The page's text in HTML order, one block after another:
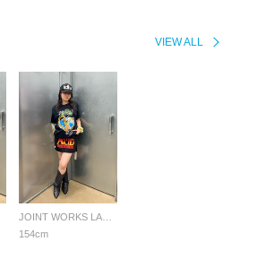
VIEW ALL
JOINT WORKS LADYS
154cm